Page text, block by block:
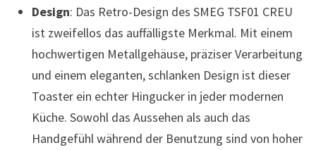
Design: Das Retro-Design des SMEG TSF01 CREU
ist zweifellos das auffälligste Merkmal. Mit einem
hochwertigen Metallgehäuse, präziser Verarbeitung
und einem eleganten, schlanken Design ist dieser
Toaster ein echter Hingucker in jeder modernen
Küche. Sowohl das Aussehen als auch das
Handgefühl während der Benutzung sind von hoher